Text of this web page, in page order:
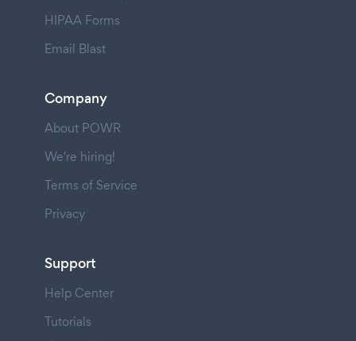
HIPAA Forms
Email Blast
Company
About POWR
We're hiring!
Terms of Service
Privacy
Support
Help Center
Tutorials